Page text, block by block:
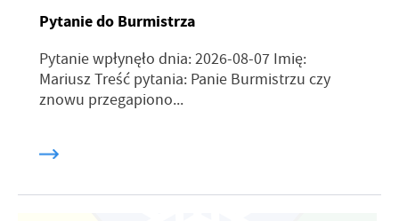
Pytanie do Burmistrza
Pytanie wpłynęło dnia: 2026-08-07 Imię:
Mariusz Treść pytania: Panie Burmistrzu czy
znowu przegapiono...